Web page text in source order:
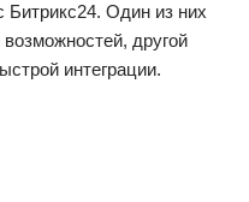
Битрикс24. Один из них
другой
интеграции.